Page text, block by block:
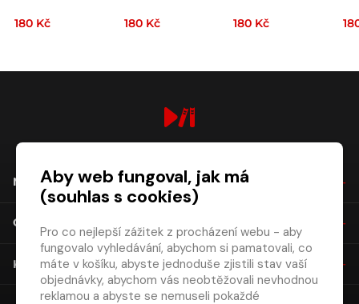
180 Kč 180 Kč 180 Kč
NÁKUP
O SPOLEČNOSTI
KONTAKT
Aby web fungoval, jak má
(souhlas s cookies)
Pro co nejlepší zážitek z procházení webu - aby
fungovalo vyhledávání, abychom si pamatovali, co
máte v košíku, abyste jednoduše zjistili stav vaší
objednávky, abychom vás neobtěžovali nevhodnou
reklamou a abyste se nemuseli pokaždé